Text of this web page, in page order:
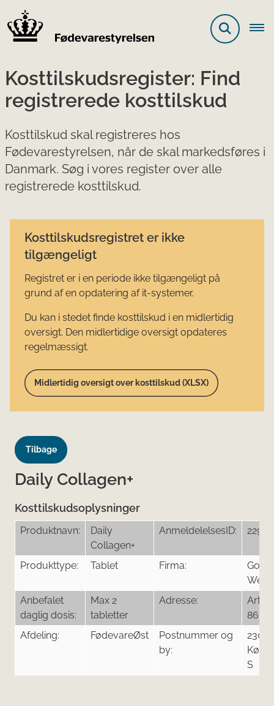
Kosttilskudsregister: Find
registrerede kosttilskud
Kosttilskud skal registreres hos
Fødevarestyrelsen, når de skal markedsføres i
Danmark. Søg i vores register over alle
registrerede kosttilskud.
Kosttilskudsregistret er ikke
tilgængeligt
Registret er i en periode ikke tilgængeligt på
grund af en opdatering af it-systemer.
Du kan i stedet finde kosttilskud i en midlertidig
oversigt. Den midlertidige oversigt opdateres
regelmæssigt.
Midlertidig oversigt over kosttilskud (XLSX)
Tilbage
Daily Collagen+
Kosttilskudsoplysninger
Produktnavn:
Daily
Collagen+
AnmeldelelsesID: 22984
Produkttype: Tablet Firma:
Anbefalet
daglig dosis:
Max 2
tabletter
Adresse:
86, 5
Afdeling:
FødevareØst
Postnummer og
by:
2300
S